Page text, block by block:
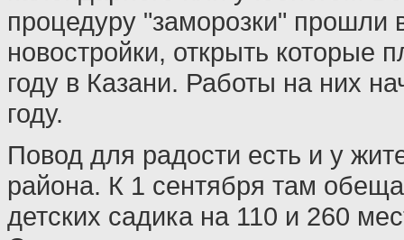
процедуру "заморозки" прошли
новостройки, открыть которые
году в Казани. Работы на них
году.
Повод для радости есть и у
района. К 1 сентября там
детских садика на 110 и 260